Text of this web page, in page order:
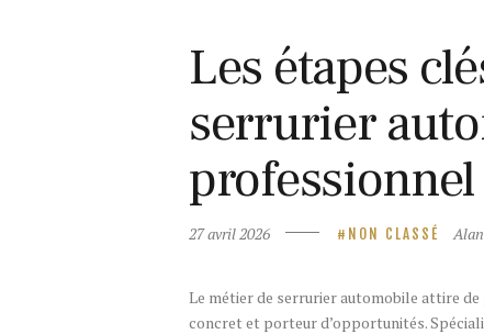
Les étapes
serrurier
professionnel
27 avril 2026 NON CLASSÉ Alan
Le métier de serrurier automobile attire de
concret et porteur d’opportunités.